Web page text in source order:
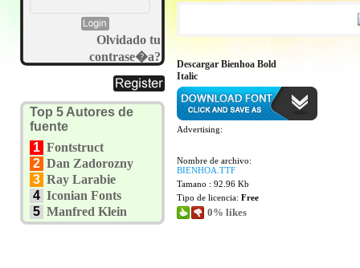
Olvidado tu
contrase�a?
Top 5 Autores de
fuente
1 Fontstruct
2 Dan Zadorozny
3 Ray Larabie
4 Iconian Fonts
5 Manfred Klein
Descargar Bienhoa Bold
Italic
Advertising:
Nombre de archivo:
BIENHOA.TTF
Tamano : 92.96 Kb
Tipo de licencia: Free
0% likes